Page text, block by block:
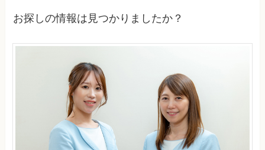
お探しの情報は見つかりましたか？